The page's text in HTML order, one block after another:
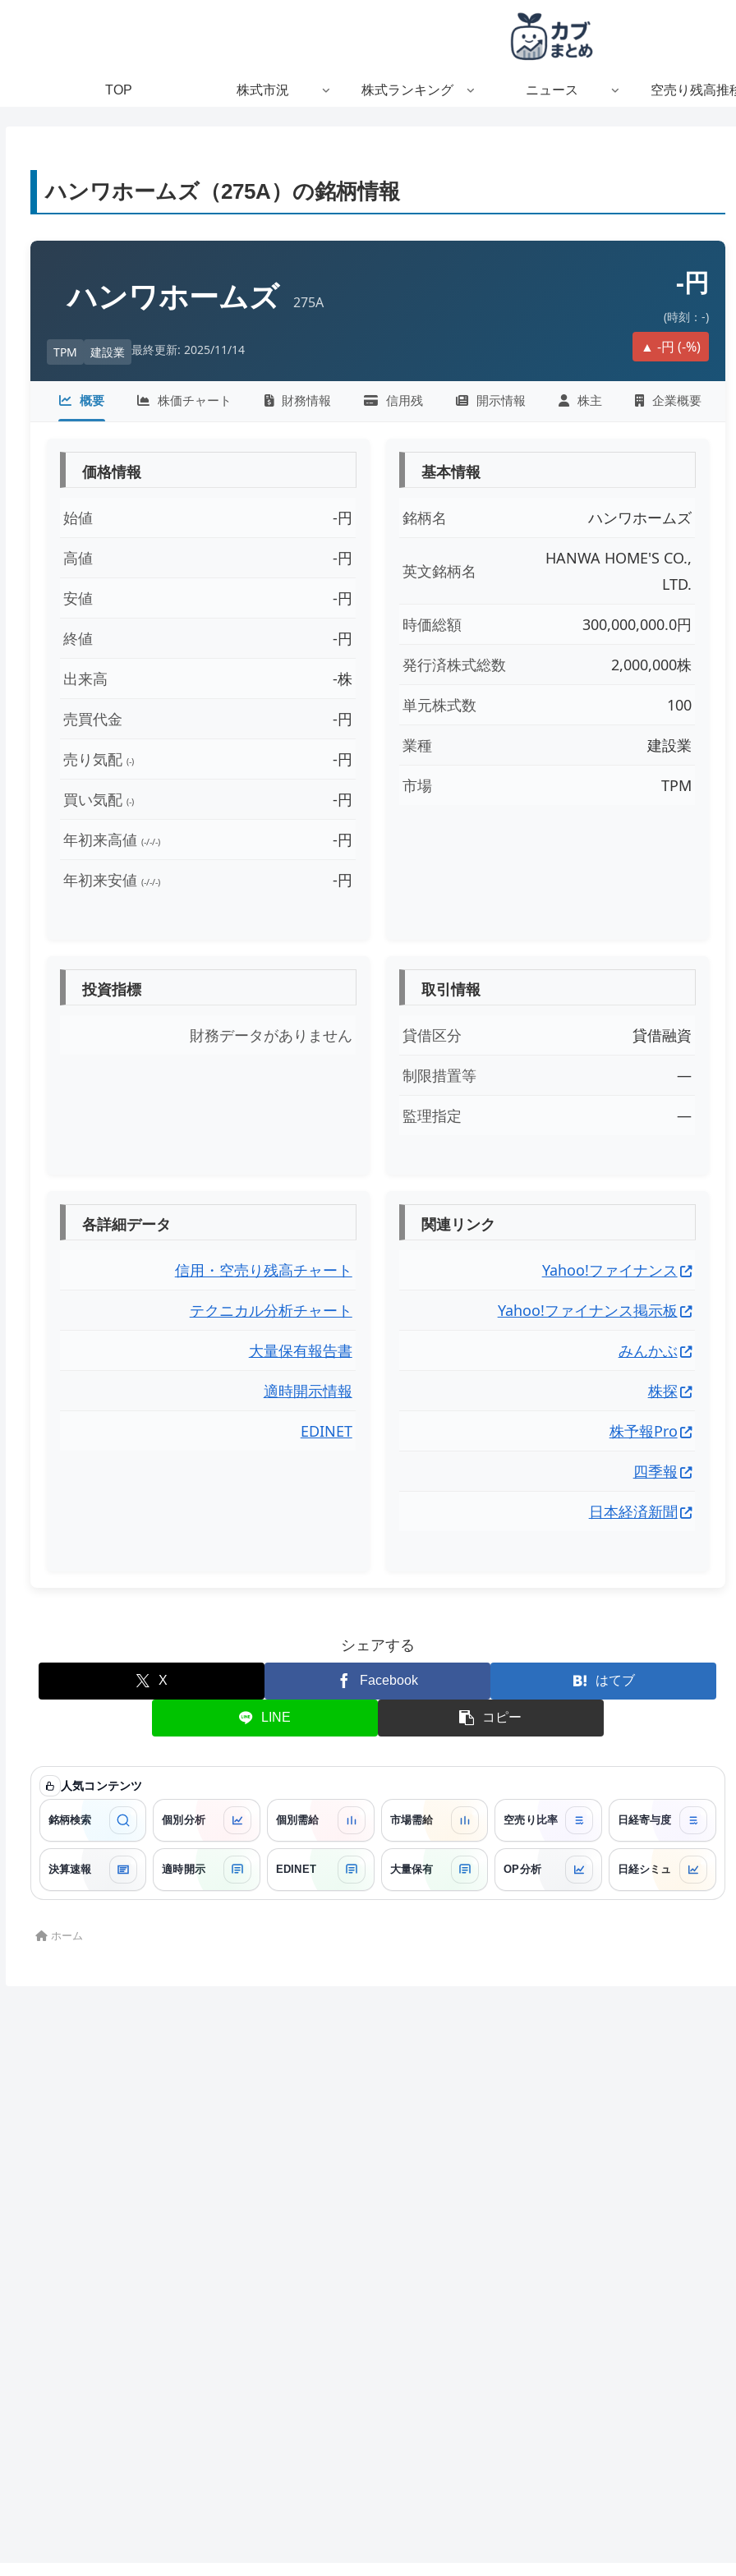
TOP 株式市況 株式ランキング ニュース 空売り残高推
ハンワホームズ（275A）の銘柄情報
ハンワホームズ 275A
TPM 建設業 最終更新: 2025/11/14
-円
(時刻：-)
▲ -円 (-%)
概要 株価チャート 財務情報 信用残 開示情報 株主 企業概要
価格情報
始値 -円
高値 -円
安値 -円
終値 -円
出来高 -株
売買代金 -円
売り気配 (-) -円
買い気配 (-) -円
年初来高値 (-/-/-) -円
年初来安値 (-/-/-) -円
基本情報
銘柄名 ハンワホームズ
英文銘柄名
HANWA HOME'S CO.,
LTD.
時価総額 300,000,000.0円
発行済株式総数 2,000,000株
単元株式数 100
業種 建設業
市場 TPM
投資指標
財務データがありません
取引情報
貸借区分 貸借融資
制限措置等 ―
監理指定 ―
各詳細データ
信用・空売り残高チャート
テクニカル分析チャート
大量保有報告書
適時開示情報
EDINET
関連リンク
Yahoo!ファイナンス
Yahoo!ファイナンス掲示板
みんかぶ
株探
株予報Pro
四季報
日本経済新聞
シェアする
X Facebook はてブ
LINE コピー
人気コンテンツ
銘柄検索 個別分析 個別需給 市場需給 空売り比率 日経寄与度
決算速報 適時開示 EDINET 大量保有 OP分析 日経シミュ
ホーム